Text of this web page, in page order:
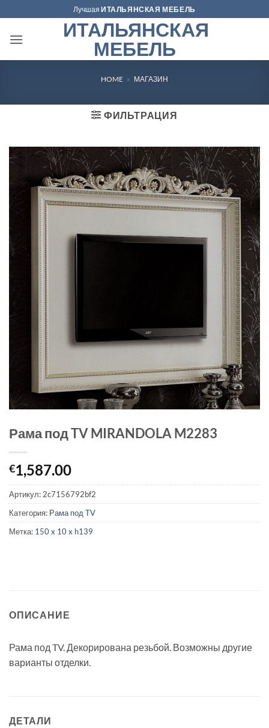
to
content
ЛучшаяИТАЛЬЯНСКАЯ МЕБЕЛЬ
ИТАЛЬЯНСКАЯ
МЕБЕЛЬ
HOME » МАГАЗИН
ФИЛЬТРАЦИЯ
Рама под TV MIRANDOLA M2283
€1,587.00
Артикул: 2c7156792bf2
Категория: Рама под TV
Метка: 150 x 10 x h139
ОПИСАНИЕ
Рама под TV. Декорирована резьбой. Возможны другие
варианты отделки.
ДЕТАЛИ